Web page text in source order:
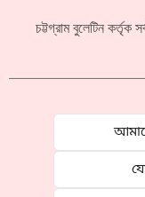
চট্টগ্রাম বুলেটিন কর্তৃক